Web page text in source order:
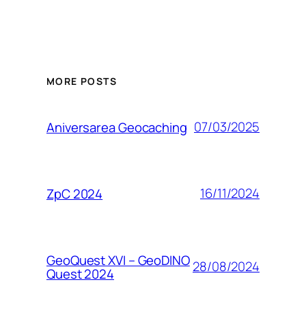
MORE POSTS
Aniversarea Geocaching 07/03/2025
ZpC 2024 16/11/2024
GeoQuest XVI – GeoDINO
Quest 2024 28/08/2024